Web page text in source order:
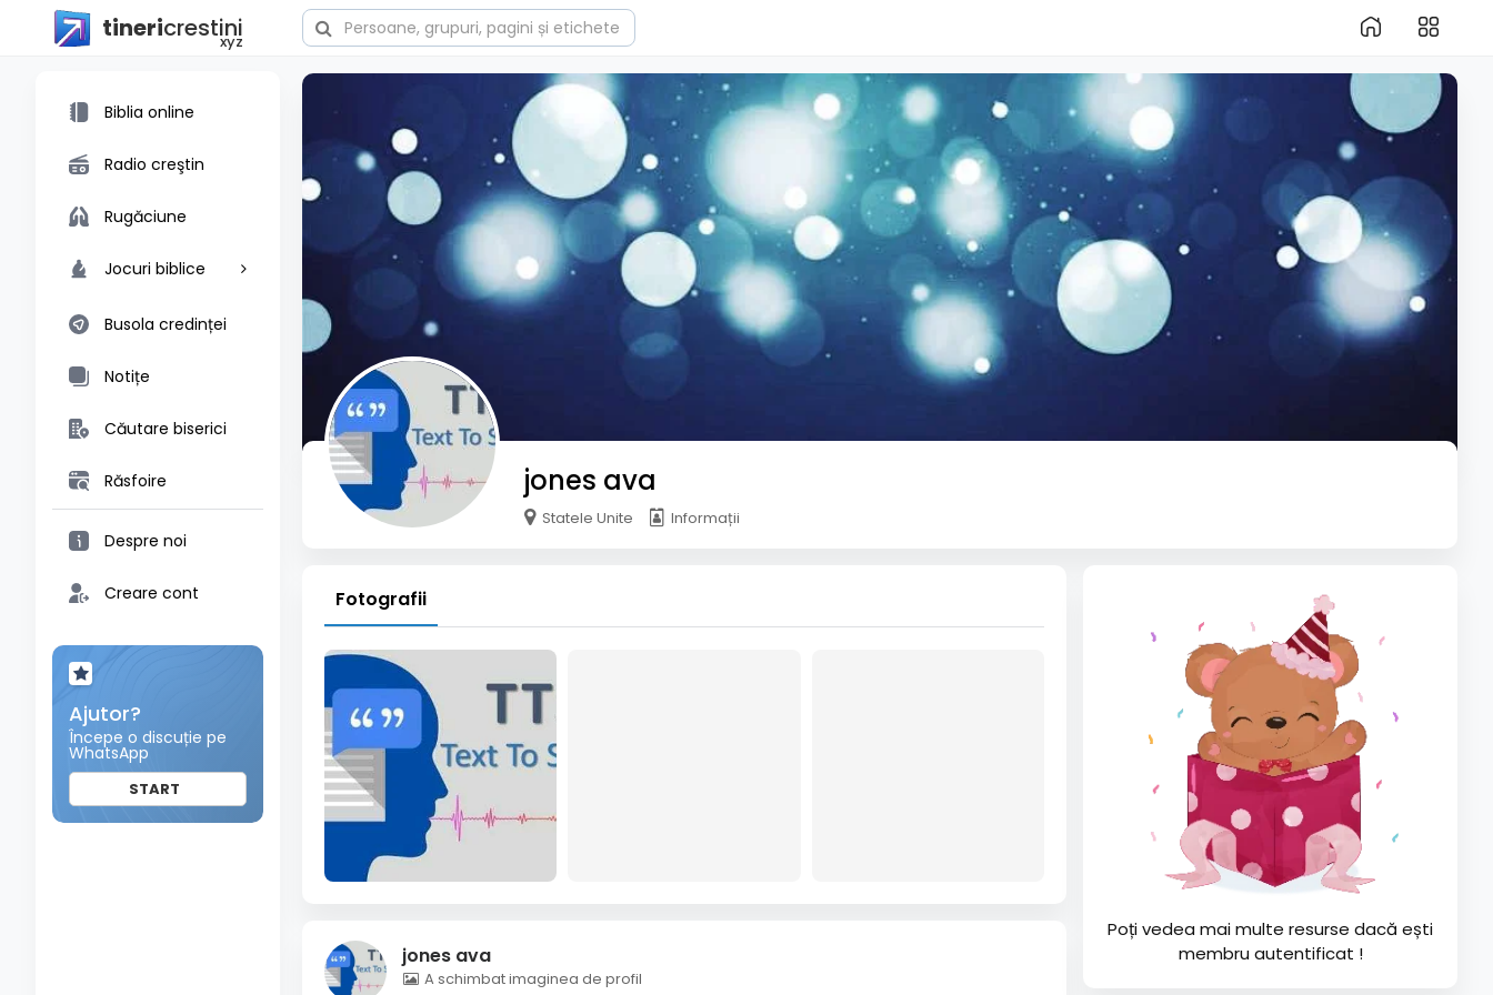
tinericrestini
xyz
Biblia online
Radio creştin
Rugăciune
Jocuri biblice
Busola credinței
Notițe
Căutare biserici
Răsfoire
Despre noi
Creare cont
Ajutor?
Începe o discuție pe
WhatsApp
START
jones ava
Statele Unite Informații
Fotografii
jones ava
A schimbat imaginea de profil
Poți vedea mai multe resurse dacă ești
membru autentificat !